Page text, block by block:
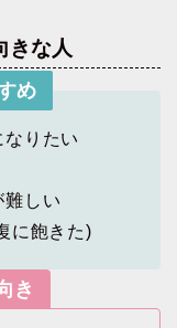
きな人
め
りたい
難しい
に飽きた)
き